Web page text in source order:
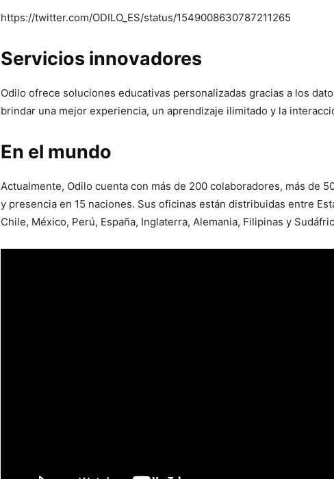
https://twitter.com/ODILO_ES/status/1549008630787211265
Servicios innovadores
Odilo ofrece soluciones educativas personalizadas gracias a los
brindar una mejor experiencia, un aprendizaje ilimitado y la
En el mundo
Actualmente, Odilo cuenta con más de 200 colaboradores, más de
y presencia en 15 naciones. Sus oficinas están distribuidas entre
Chile, México, Perú, España, Inglaterra, Alemania, Filipinas y